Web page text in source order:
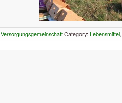
Versorgungsgemeinschaft Category: Lebensmittel,